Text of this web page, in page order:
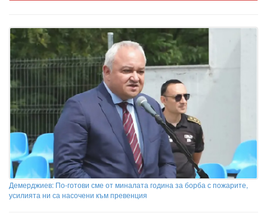
Демерджиев: По-готови сме от миналата година за борба с пожарите,
усилията ни са насочени към превенция